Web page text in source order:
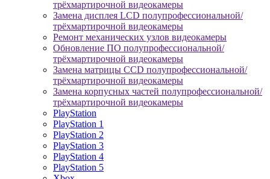
трёхмартирочной видеокамеры
Замена дисплея LCD полупрофессиональной/
трёхмартирочной видеокамеры
Ремонт механических узлов видеокамеры
Обновление ПО полупрофессиональной/
трёхмартирочной видеокамеры
Замена матрицы CCD полупрофессиональной/
трёхмартирочной видеокамеры
Замена корпусных частей полупрофессиональной/
трёхмартирочной видеокамеры
PlayStation
PlayStation 1
PlayStation 2
PlayStation 3
PlayStation 4
PlayStation 5